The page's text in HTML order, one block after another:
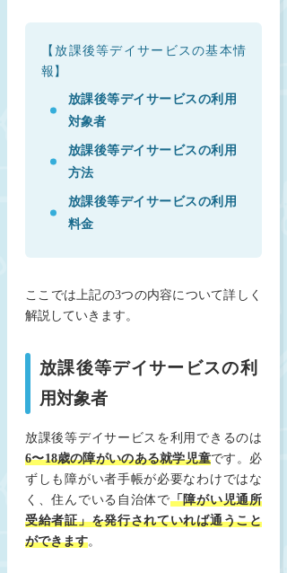
【放課後等デイサービスの基本情
報】
放課後等デイサービスの利用
対象者
放課後等デイサービスの利用
方法
放課後等デイサービスの利用
料金
ここでは上記の3つの内容について詳しく
解説していきます。
放課後等デイサービスの利
用対象者
放課後等デイサービスを利用できるのは
6〜18歳の障がいのある就学児童です。必
ずしも障がい者手帳が必要なわけではな
く、住んでいる自治体で「障がい児通所
受給者証」を発行されていれば通うこと
ができます。